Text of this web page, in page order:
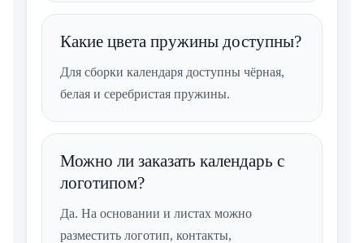
Какие цвета пружины доступны?
Для сборки календаря доступны чёрная,
белая и серебристая пружины.
Можно ли заказать календарь с
логотипом?
Да. На основании и листах можно
разместить логотип, контакты,